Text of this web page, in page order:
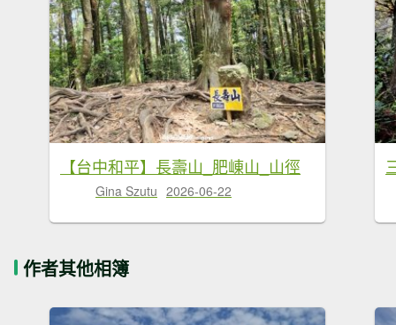
【台中和平】長壽山_肥崠山_山徑
Gina Szutu 2026-06-22
作者其他相簿